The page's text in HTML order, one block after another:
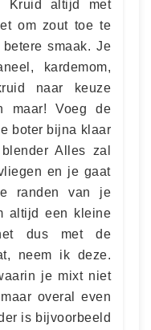
Kruid altijd met
om zout toe te
smaak. Je
kardemom,
naar keuze
maar! Voeg de
boter bijna klaar
Alles zal
en je gaat
randen van je
altijd een kleine
dus met de
neem ik deze.
je mixt niet
overal even
is bijvoorbeeld